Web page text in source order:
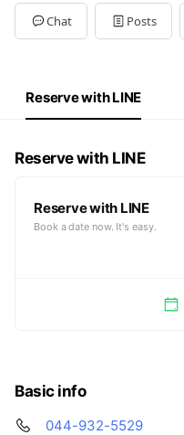
Chat Posts
Reserve with LINE
Reserve with LINE
Reserve with LINE
Book a date now. It's easy.
Basic info
044-932-5529